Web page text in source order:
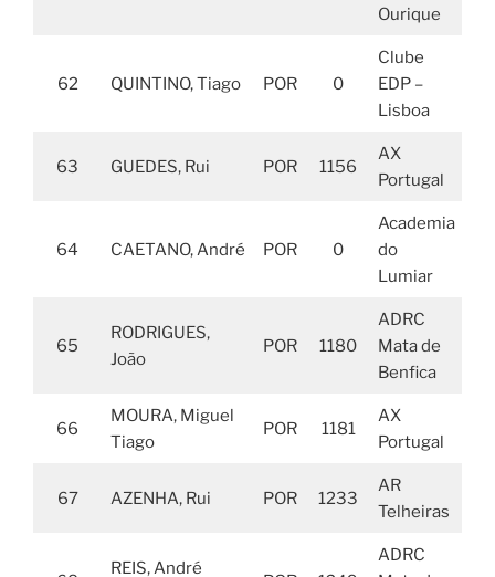
Ourique
62 QUINTINO, Tiago POR 0
Clube
EDP –
Lisboa
63 GUEDES, Rui POR 1156
AX
Portugal
64 CAETANO, André POR 0
Academia
do
Lumiar
65
RODRIGUES,
João
POR 1180
ADRC
Mata de
Benfica
66
MOURA, Miguel
Tiago
POR 1181
AX
Portugal
67 AZENHA, Rui POR 1233
AR
Telheiras
REIS, André
ADRC